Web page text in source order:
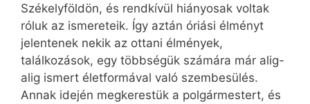
Székelyföldön, és rendkívül hiányosak voltak
róluk az ismereteik. Így aztán óriási élményt
jelentenek nekik az ottani élmények,
találkozások, egy többségük számára már alig-
alig ismert életformával való szembesülés.
Annak idején megkerestük a polgármestert, és